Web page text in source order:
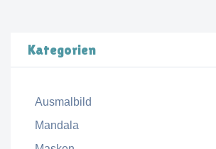
Kategorien
Ausmalbild
Mandala